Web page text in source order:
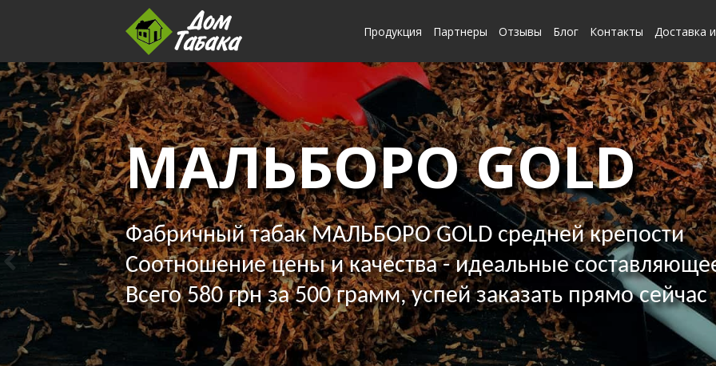
Продукция Партнеры Отзывы Блог Контакты Доставка
МАЛЬБОРО GOLD
Фабричный табак МАЛЬБОРО GOLD средней крепости
Соотношение цены и качества - идеальные
Всего 580 грн за 500 грамм, успей заказать прямо сейчас